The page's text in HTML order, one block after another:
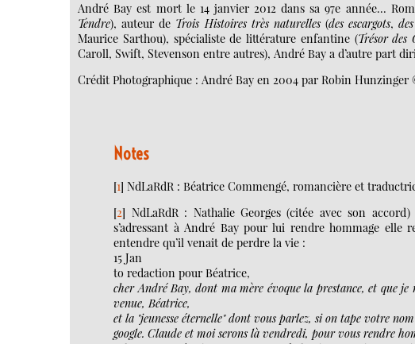
André Bay est mort le 14 janvier 2012 dans sa 97e année...
Tendre), auteur de Trois Histoires très naturelles(des escargots,
Maurice Sarthou), spécialiste de littérature enfantine (Trésor des
Caroll, Swift, Stevenson entre autres), André Bay a d’autre part
Crédit Photographique : André Bay en 2004 par Robin Hunzinger
Notes
[1]NdLaRdR : Béatrice Commengé, romancière et
[2] NdLaRdR : Nathalie Georges (citée avec son
s’adressant à André Bay pour lui rendre hommage elle
entendre qu’il venait de perdre la vie :
15 Jan
to redaction pour Béatrice,
cher André Bay, dont ma mère évoque la prestance, et que
venue, Béatrice,
et la "jeunesse éternelle" dont vous parlez, si on tape votre
google. Claude et moi serons là vendredi, pour vous rendre